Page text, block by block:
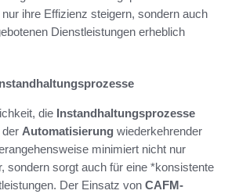
ihre Effizienz steigern, sondern auch
Dienstleistungen erheblich
die Instandhaltungsprozesse
der Automatisierung wiederkehrender
minimiert nicht nur
sondern sorgt auch für eine *konsistente
Der Einsatz von CAFM-